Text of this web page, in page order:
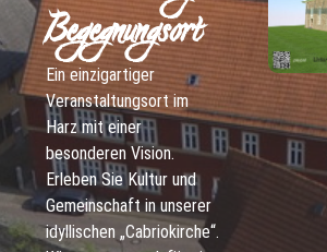
Begegnungsort
Ein einzigartiger
Veranstaltungsort im
Harz mit einer
besonderen Vision.
Erleben Sie Kultur und
Gemeinschaft in unserer
idyllischen „Cabriokirche“.